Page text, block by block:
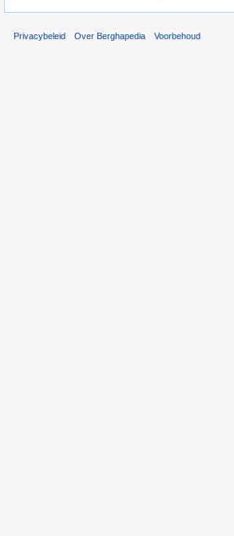
Privacybeleid Over Berghapedia Voorbehoud